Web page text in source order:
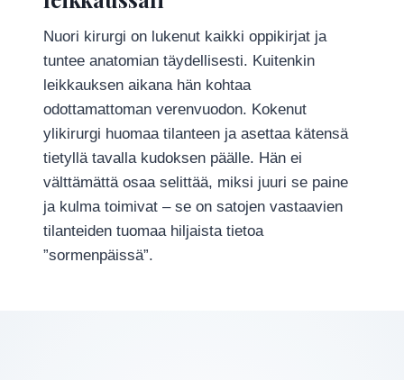
Nuori kirurgi on lukenut kaikki oppikirjat ja
tuntee anatomian täydellisesti. Kuitenkin
leikkauksen aikana hän kohtaa
odottamattoman verenvuodon. Kokenut
ylikirurgi huomaa tilanteen ja asettaa kätensä
tietyllä tavalla kudoksen päälle. Hän ei
välttämättä osaa selittää, miksi juuri se paine
ja kulma toimivat – se on satojen vastaavien
tilanteiden tuomaa hiljaista tietoa
”sormenpäissä”.